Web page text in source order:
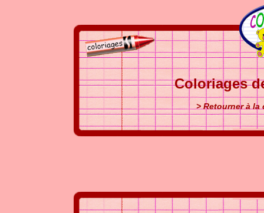
Coloriages
> Retourner à la